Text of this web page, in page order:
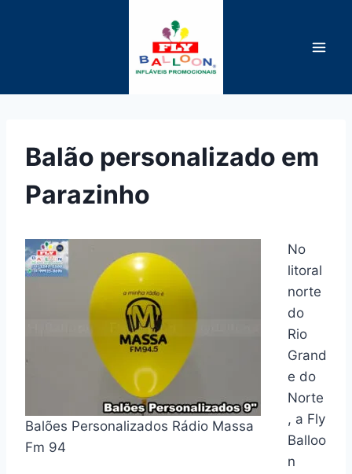
Balão personalizado em
Parazinho
Balões Personalizados Rádio Massa
Fm 94
No
litoral
norte
do
Rio
Grand
e do
Norte
, a Fly
Balloo
n